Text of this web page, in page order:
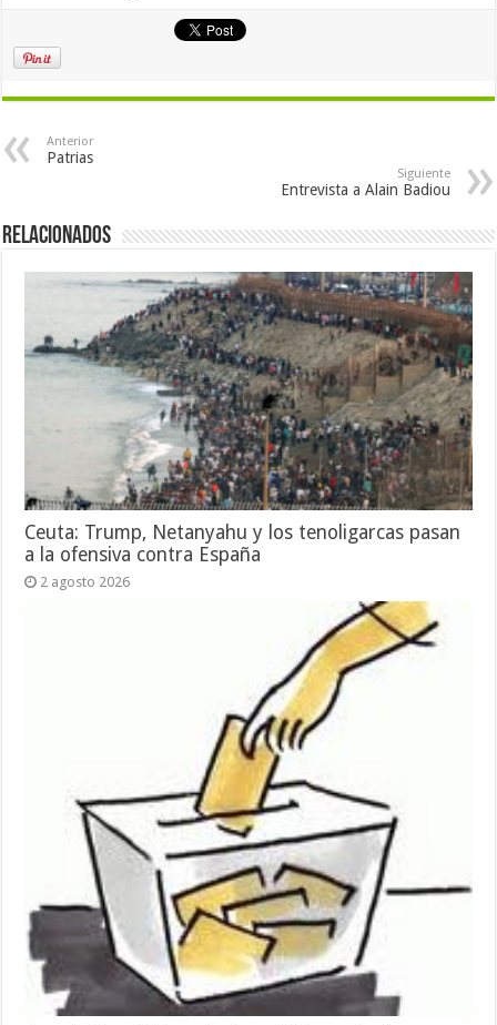
Anterior
Patrias
Siguiente
Entrevista a Alain Badiou
Relacionados
Ceuta: Trump, Netanyahu y los tenoligarcas pasan
a la ofensiva contra España
2 agosto 2026